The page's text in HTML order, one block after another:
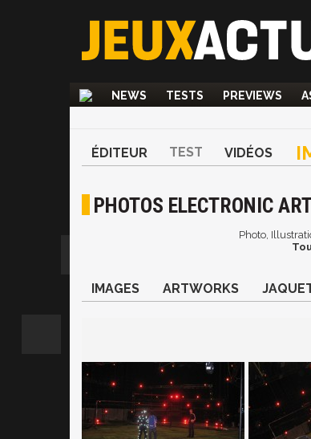
NEWS TESTS PREVIEWS
ÉDITEUR TEST VIDÉOS
PHOTOS ELECTRONIC
Photo,
IMAGES ARTWORKS